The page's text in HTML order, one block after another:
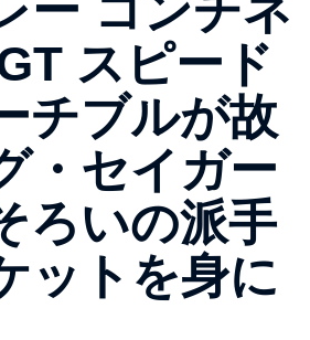
スピード
チブルが故
・セイガー
ろいの派手
ットを身に